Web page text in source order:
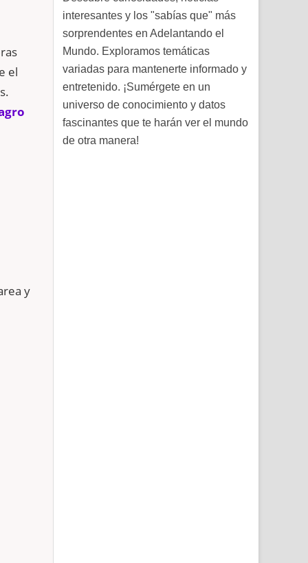
el
y
interesantes y los "sabías que" más
sorprendentes en Adelantando el
Mundo. Exploramos temáticas
variadas para mantenerte informado y
entretenido. ¡Sumérgete en un
universo de conocimiento y datos
fascinantes que te harán ver el mundo
de otra manera!